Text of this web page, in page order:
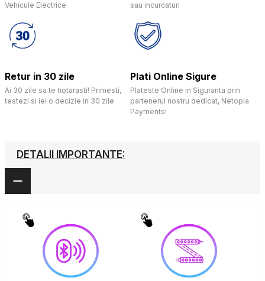
Vehicule Electrice
sau incurcaturi
Retur in 30 zile
Ai 30 zile sa te hotarasti! Primesti,
testezi si iei o decizie in 30 zile
Plati Online Sigure
Plateste Online in Siguranta prin
partenerul nostru dedicat, Netopia
Payments!
DETALII IMPORTANTE: